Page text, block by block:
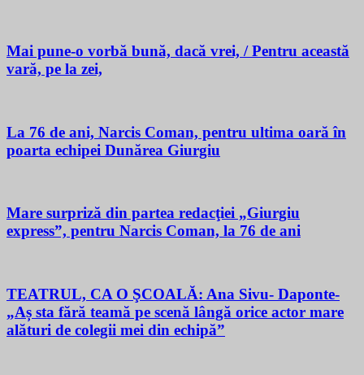
Mai pune-o vorbă bună, dacă vrei, / Pentru această
vară, pe la zei,
La 76 de ani, Narcis Coman, pentru ultima oară în
poarta echipei Dunărea Giurgiu
Mare surpriză din partea redacţiei „Giurgiu
express”, pentru Narcis Coman, la 76 de ani
TEATRUL, CA O ŞCOALĂ: Ana Sivu- Daponte-
„Aș sta fără teamă pe scenă lângă orice actor mare
alături de colegii mei din echipă”